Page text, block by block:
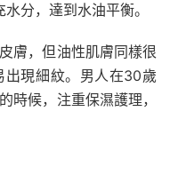
分，達到水油平衡。
膚，但油性肌膚同樣很
出現細紋。男人在30歲
時候，注重保濕護理，